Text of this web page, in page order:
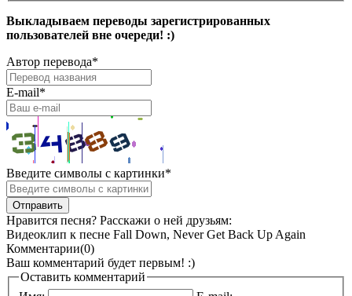
Выкладываем переводы зарегистрированных
пользователей вне очереди! :)
Автор перевода*
E-mail*
Введите символы с картинки*
Нравится песня? Расскажи о ней друзьям:
Видеоклип к песне Fall Down, Never Get Back Up Again
Комментарии(0)
Ваш комментарий будет первым! :)
Оставить комментарий